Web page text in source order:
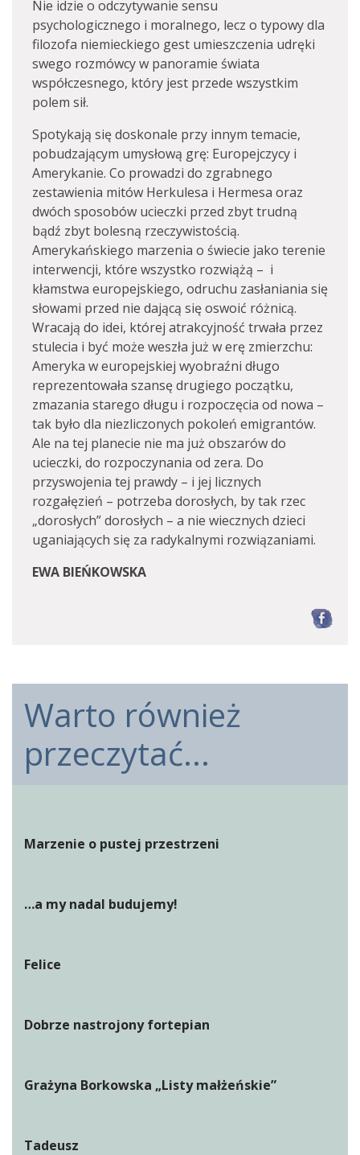
Nie idzie o odczytywanie sensu
psychologicznego i moralnego, lecz o typowy dla
filozofa niemieckiego gest umieszczenia udręki
swego rozmówcy w panoramie świata
współczesnego, który jest przede wszystkim
polem sił.
Spotykają się doskonale przy innym temacie,
pobudzającym umysłową grę: Europejczycy i
Amerykanie. Co prowadzi do zgrabnego
zestawienia mitów Herkulesa i Hermesa oraz
dwóch sposobów ucieczki przed zbyt trudną
bądź zbyt bolesną rzeczywistością.
Amerykańskiego marzenia o świecie jako terenie
interwencji, które wszystko rozwiążą – i
kłamstwa europejskiego, odruchu zasłaniania się
słowami przed nie dającą się oswoić różnicą.
Wracają do idei, której atrakcyjność trwała przez
stulecia i być może weszła już w erę zmierzchu:
Ameryka w europejskiej wyobraźni długo
reprezentowała szansę drugiego początku,
zmazania starego długu i rozpoczęcia od nowa –
tak było dla niezliczonych pokoleń emigrantów.
Ale na tej planecie nie ma już obszarów do
ucieczki, do rozpoczynania od zera. Do
przyswojenia tej prawdy – i jej licznych
rozgałęzień – potrzeba dorosłych, by tak rzec
„dorosłych” dorosłych – a nie wiecznych dzieci
uganiających się za radykalnymi rozwiązaniami.
EWA BIEŃKOWSKA
Warto również
przeczytać...
Marzenie o pustej przestrzeni
…a my nadal budujemy!
Felice
Dobrze nastrojony fortepian
Grażyna Borkowska „Listy małżeńskie”
Tadeusz